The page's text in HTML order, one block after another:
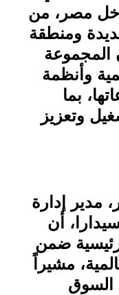
مصر، من
ومنطقة
المجموعة
وأنظمة
بما
وتعزيز
مدير إدارة
أن
ضمن
مشيراً
السوق